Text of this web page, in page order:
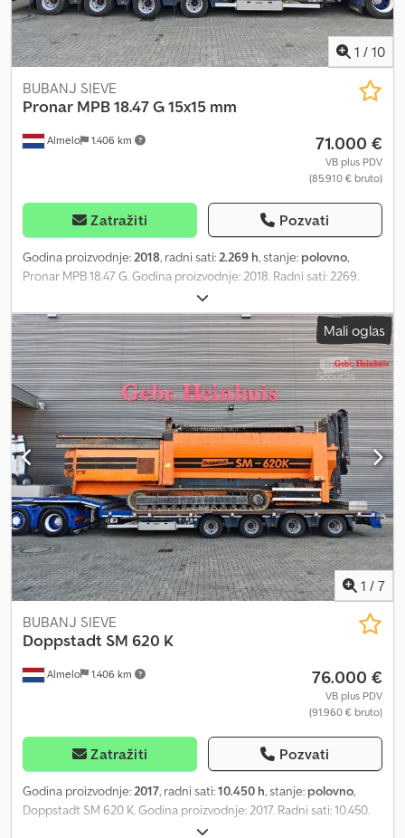
Masa bez opterećenja: 21.000 kg CE oznaka: Da = Informacije o
kompaniji = Za više informacija:
1 / 10
Almelo 1.406 km
BUBANJ SIEVE
Pronar MPB 18.47 G 15x15 mm
71.000 €
VB plus PDV
(85.910 € bruto)
Zatražiti Pozvati
Godina proizvodnje:2018, radni sati:2.269 h, stanje: polovno,
Pronar MPB 18.47 G. Godina proizvodnje: 2018. Radni sati: 2269.
Masa: 15.500 kg. CE oznaka. Centralni sistem podmazivanja. Ploče:
400 mm. Bočni transporter, dvosmerni. Konvejer, dvosmerni.
Daljinsko upravljanje putem radija. 15x15 mm. ID broj: 140. Opšti
uslovi poslovanja kompanije Heinhuis primenjuju se na sve oglase,
ponude i procene koje daje Heinhuis, sve ugovore koje zaključi
Heinhuis i pregovore koji prethode njima. Svakim oblikom
odgovora, prihvatanje Opštih uslova poslovanja kompanije
Heinhuis se smatra potvrđenim i izjavljuje se da su ovi Opšti uslovi
poslovanja uzeti u obzir. Naše cene su izvozne neto cene. =
Dodatne informacije = Vrsta goriva: Dizel Godina proizvodnje: 2018
Pogonski sistem: Gusenični Masa praznog vozila: 15.498 kg CE
oznaka: Da = Informacije o kompaniji = Za više informacija: Crjdpfx
Aezb D U Tsbzef
Mali oglas
1 / 7
Almelo 1.406 km
BUBANJ SIEVE
Doppstadt SM 620 K
76.000 €
VB plus PDV
(91.960 € bruto)
Zatražiti Pozvati
Godina proizvodnje:2017, radni sati:10.450 h, stanje: polovno,
Doppstadt SM 620 K. Godina proizvodnje: 2017. Radni sati: 10.450.
Crsdpszb D Umsfx Abzof Težina: 24.000 kg. CE mašina. Dimenzije